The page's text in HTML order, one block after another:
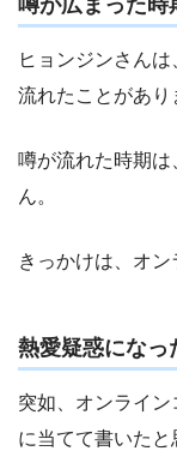
ヒョンジンさん
流れたことがあり
噂が流れた時期
ん。
きっかけは、オン
熱愛疑惑になっ
突如、オンライ
に当てて書いたと